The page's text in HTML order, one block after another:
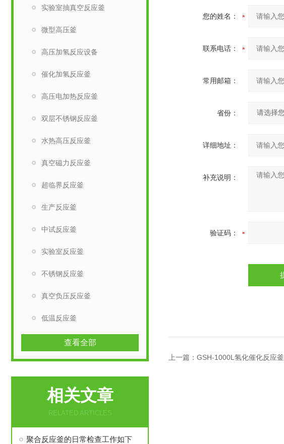
实验室抽真空反应釜
微型高压釜
高压加氢反应设备
催化加氢反应釜
高压电加热反应釜
双层不锈钢反应釜
水热高压反应釜
真空磁力反应釜
超临界反应釜
生产反应釜
中试反应釜
实验室反应釜
不锈钢反应釜
真空负压反应釜
低温反应釜
查看全部
相关文章
RELATED ARTICLES
聚合反应釜的日常检查工作如下
您的姓名：
联系电话：
常用邮箱：
省份：
详细地址：
补充说明：
验证码：
上一篇： GSH-1000L氢化催化反应釜